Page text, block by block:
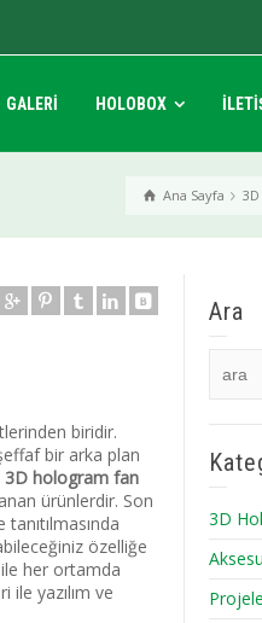
GALERİ HOLOBOX
Ana Sayfa
biridir.
bir arka plan
3D hologram fan
ürünlerdir. Son
özelliğe
her ortamda
yazılım ve
Ara
3D